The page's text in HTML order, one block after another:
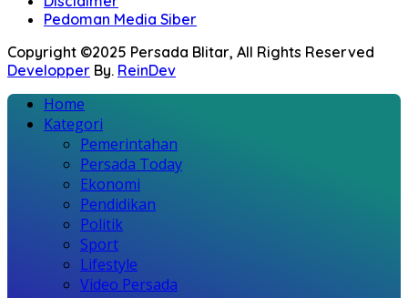
Pedoman Media Siber
Copyright ©2025 Persada Blitar, All Rights Reserved
Developper By. ReinDev
Home
Kategori
Pemerintahan
Persada Today
Ekonomi
Pendidikan
Politik
Sport
Lifestyle
Video Persada